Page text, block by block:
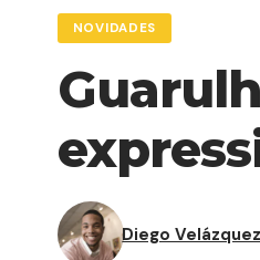
NOVIDADES
Diego Velázquez